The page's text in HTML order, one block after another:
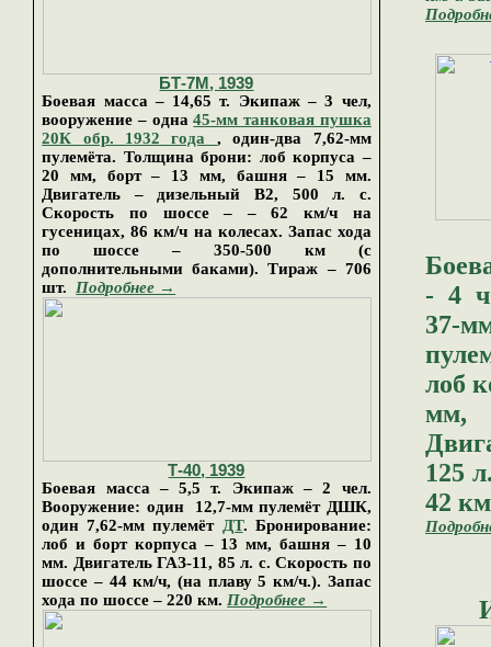
БТ-7М , 1939
Боевая масса – 14,65 т. Экипаж – 3 чел,
вооружение – одна45-мм танковая пушка
20К обр. 1932 года , один-два 7,62-мм
пулемёта. Толщина брони: лоб корпуса –
20 мм, борт – 13 мм, башня – 15 мм.
Двигатель – дизельныйВ2, 500 л. с.
Скорость по шоссе – –62 км/ч на
гусеницах,86 км/ч на колесах. Запас хода
по шоссе – 350-500 км (с
дополнительными баками). Тираж – 706
шт. Подробнее →
Т-40, 1939
Боевая масса – 5,5 т. Экипаж – 2 чел.
Вооружение: один12,7-мм пулемёт ДШК,
один 7,62-мм пулемёт ДТ. Бронирование:
лоб и борт корпуса – 13 мм, башня – 10
мм. Двигатель ГАЗ-11, 85 л. с. Скорость по
шоссе – 44 км/ч, (на плаву 5 км/ч.). Запас
хода по шоссе – 220 км. Подробнее →
- 4
37-
лоб
мм,
125
42